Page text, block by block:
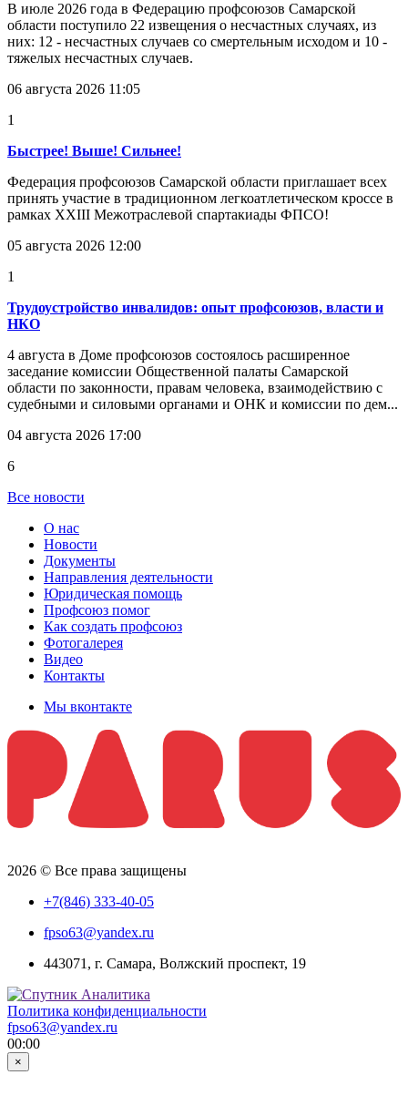
В июле 2026 года в Федерацию профсоюзов Самарской
области поступило 22 извещения о несчастных случаях, из
них: 12 - несчастных случаев со смертельным исходом и 10 -
тяжелых несчастных случаев.
06 августа 2026 11:05
1
Быстрее! Выше! Сильнее!
Федерация профсоюзов Самарской области приглашает всех
принять участие в традиционном легкоатлетическом кроссе в
рамках XXIII Межотраслевой спартакиады ФПСО!
05 августа 2026 12:00
1
Трудоустройство инвалидов: опыт профсоюзов, власти и
НКО
4 августа в Доме профсоюзов состоялось расширенное
заседание комиссии Общественной палаты Самарской
области по законности, правам человека, взаимодействию с
судебными и силовыми органами и ОНК и комиссии по дем...
04 августа 2026 17:00
6
Все новости
О нас
Новости
Документы
Направления деятельности
Юридическая помощь
Профсоюз помог
Как создать профсоюз
Фотогалерея
Видео
Контакты
Мы вконтакте
2026 © Все права защищены
+7(846) 333-40-05
fpso63@yandex.ru
443071, г. Самара, Волжский проспект, 19
Политика конфиденциальности
fpso63@yandex.ru
00:00
×